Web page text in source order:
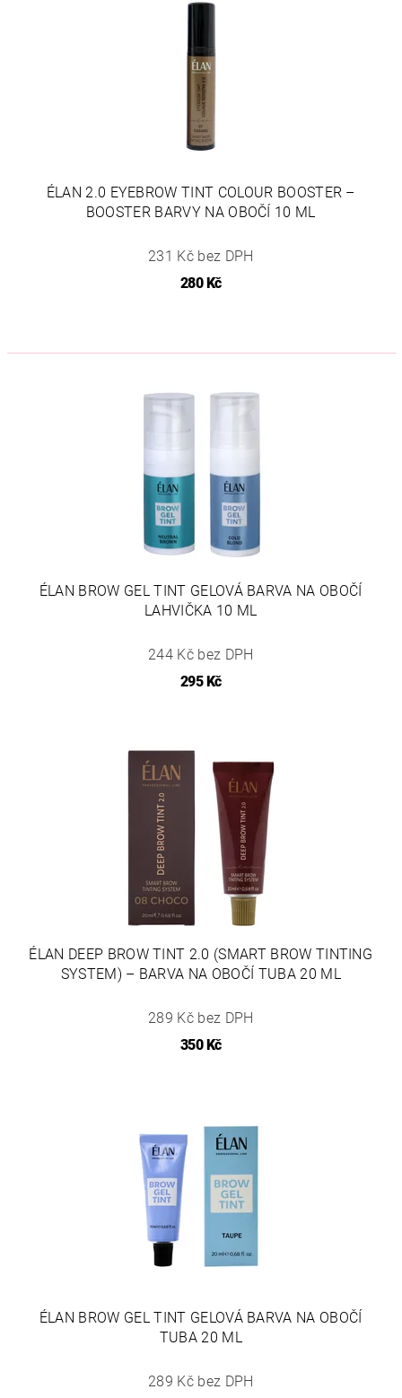
ÉLAN 2.0 EYEBROW TINT COLOUR BOOSTER –
BOOSTER BARVY NA OBOČÍ 10 ML
231 Kč bez DPH
280 Kč
ÉLAN BROW GEL TINT GELOVÁ BARVA NA OBOČÍ
LAHVIČKA 10 ML
244 Kč bez DPH
295 Kč
ÉLAN DEEP BROW TINT 2.0 (SMART BROW TINTING
SYSTEM) – BARVA NA OBOČÍ TUBA 20 ML
289 Kč bez DPH
350 Kč
ÉLAN BROW GEL TINT GELOVÁ BARVA NA OBOČÍ
TUBA 20 ML
289 Kč bez DPH